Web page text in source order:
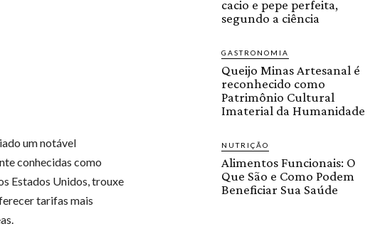
um notável
conhecidas como
Estados Unidos, trouxe
tarifas mais
cacio e pepe perfeita,
segundo a ciência
GASTRONOMIA
Queijo Minas Artesanal é
reconhecido como
Patrimônio Cultural
Imaterial da Humanidade
NUTRIÇÃO
Alimentos Funcionais: O
Que São e Como Podem
Beneficiar Sua Saúde